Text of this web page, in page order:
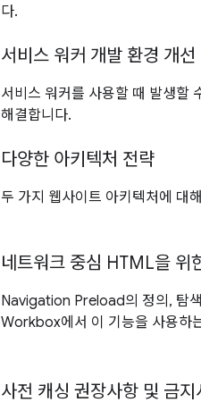
다.
서비스 워커 개발 환경 개선
서비스 워커를 사용할 때 발생할
해결합니다.
다양한 아키텍처 전략
두 가지 웹사이트 아키텍처에 대
네트워크 중심 HTML을 위
Navigation Preload의 정의, 탐
Workbox에서 이 기능을 사용하
사전 캐싱 권장사항 및 금지